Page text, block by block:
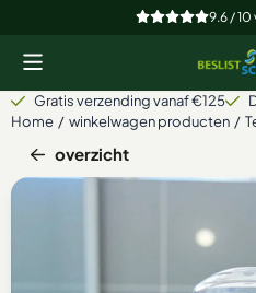
Cookievoorkeuren zijn 9.6 / 10
Gratis verzending vanaf €125
Home / winkelwagen producten /
overzicht